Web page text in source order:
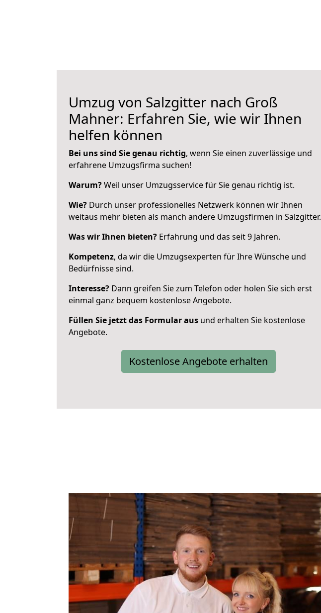
Umzug von Salzgitter nach Groß
Mahner: Erfahren Sie, wie wir Ihnen
helfen können
Bei uns sind Sie genau richtig, wenn Sie einen zuverlässige und
erfahrene Umzugsfirma suchen!
Warum?Weil unser Umzugsservice für Sie genau richtig ist.
Wie? Durch unser professionelles Netzwerk können wir Ihnen
weitaus mehr bieten als manch andere Umzugsfirmen in Salzgitter.
Was wir Ihnen bieten? Erfahrung und das seit 9 Jahren.
Kompetenz, da wir die Umzugsexperten für Ihre Wünsche und
Bedürfnisse sind.
Interesse? Dann greifen Sie zum Telefon oder holen Sie sich erst
einmal ganz bequem kostenlose Angebote.
Füllen Sie jetzt das Formular aus und erhalten Sie kostenlose
Angebote.
Kostenlose Angebote erhalten